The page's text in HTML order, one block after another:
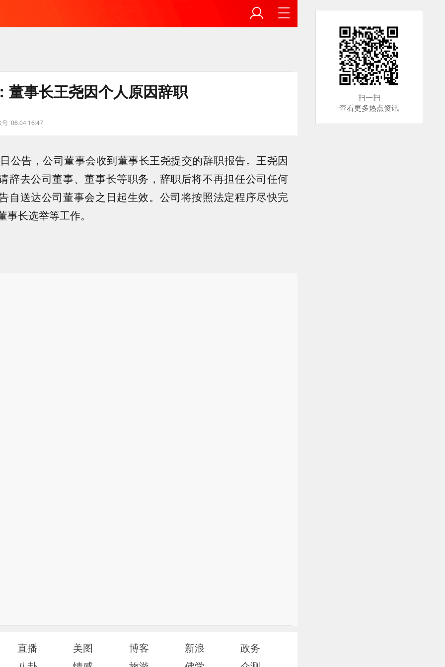
董事长王尧因个人原因辞职
号 06.04 16:47
公告，公司董事会收到董事长王尧提交的辞职报告。王尧因
辞去公司董事、董事长等职务，辞职后将不再担任公司任何
自送达公司董事会之日起生效。公司将按照法定程序尽快完
事长选举等工作。
直播 美图 博客 新浪
政务
扫一扫
查看更多热点资讯